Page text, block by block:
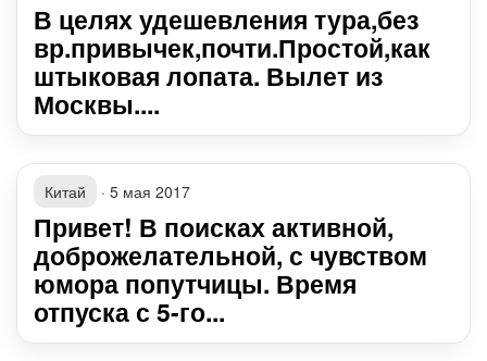
В целях удешевления тура,без
вр.привычек,почти.Простой,как
штыковая лопата. Вылет из
Москвы....
Китай · 5 мая 2017
Привет! В поисках активной,
доброжелательной, с чувством
юмора попутчицы. Время
отпуска с 5-го...